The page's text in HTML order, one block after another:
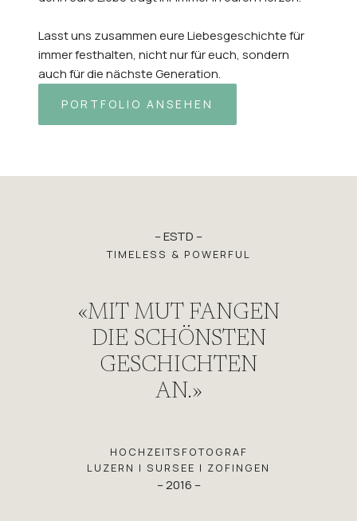
Lasst uns zusammen eure Liebesgeschichte für
immer festhalten, nicht nur für euch, sondern
auch für die nächste Generation.
PORTFOLIO ANSEHEN
– ESTD –
TIMELESS & POWERFUL
«MIT MUT FANGEN
DIE SCHÖNSTEN
GESCHICHTEN
AN.»
HOCHZEITSFOTOGRAF
LUZERN | SURSEE | ZOFINGEN
– 2016 –